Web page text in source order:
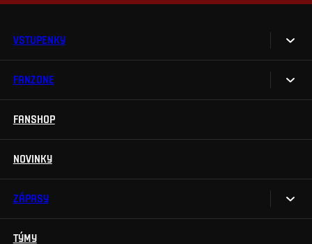
VSTUPENKY
Vstupenky
Handicapovaní fanoušci
FANZONE
Sparta UNLIMITED.
Televizní aplikace
FANSHOP
NOVINKY
ZÁPASY
TÝMY